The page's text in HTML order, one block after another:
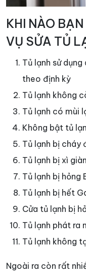
KHI NÀO
VỤ SỬA TỦ
Tủ lạnh sử
theo định kỳ
Tủ lạnh không
Tủ lạnh có mùi
Không bật tủ
Tủ lạnh bị cháy
Tủ lạnh bị xì
Tủ lạnh bị hỏng
Tủ lạnh bị hết
Cửa tủ lạnh bị
Tủ lạnh phát ra
Tủ lạnh không
Ngoài ra còn rất